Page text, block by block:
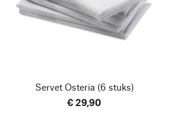
Servet Osteria(6 stuks)
€ 29,90